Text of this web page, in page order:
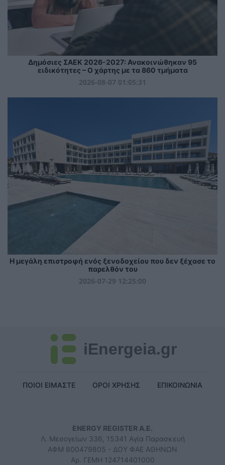
Δημόσιες ΣΑΕΚ 2026-2027: Ανακοινώθηκαν 95
ειδικότητες – Ο χάρτης με τα 860 τμήματα
2026-08-07 01:05:31
Η μεγάλη επιστροφή ενός ξενοδοχείου που δεν ξέχασε το
παρελθόν του
2026-07-29 12:25:00
iEnergeia.gr
ΠΟΙΟΙ ΕΙΜΑΣΤΕ ΟΡΟΙ ΧΡΗΣΗΣ ΕΠΙΚΟΙΝΩΝΙΑ
ENERGY REGISTER Α.Ε.
Λ. Μεσογείων 336, 15341 Αγία Παρασκευή
ΑΦΜ 800479805 - ΔΟΥ ΦΑΕ ΑΘΗΝΩΝ
Αρ. ΓΕΜΗ 124714401000